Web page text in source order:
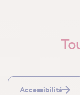
Accessibilité